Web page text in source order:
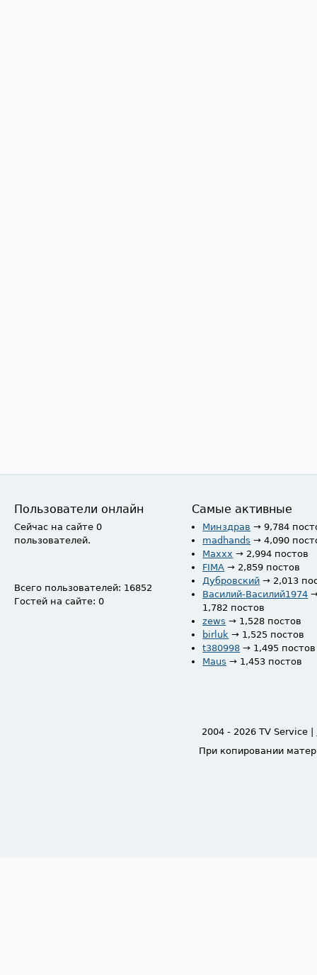
Пользователи онлайн
Сейчас на сайте 0
пользователей.
Всего пользователей: 16852
Гостей на сайте: 0
Самые активные
Минздрав → 9,784
madhands → 4,090
Maxxx → 2,994 постов
FIMA → 2,859 постов
Дубровский → 2,013
Василий-Василий1974
1,782 постов
zews → 1,528 постов
birluk → 1,525 постов
t380998 → 1,495 постов
Maus → 1,453 постов
2004 - 2026 TV Service |
При копировании